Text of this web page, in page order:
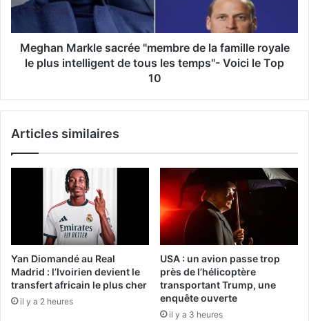
Meghan Markle sacrée "membre de la famille royale
le plus intelligent de tous les temps"- Voici le Top
10
Articles similaires
Yan Diomandé au Real
Madrid : l’Ivoirien devient le
transfert africain le plus cher
il y a 2 heures
USA : un avion passe trop
près de l’hélicoptère
transportant Trump, une
enquête ouverte
il y a 3 heures